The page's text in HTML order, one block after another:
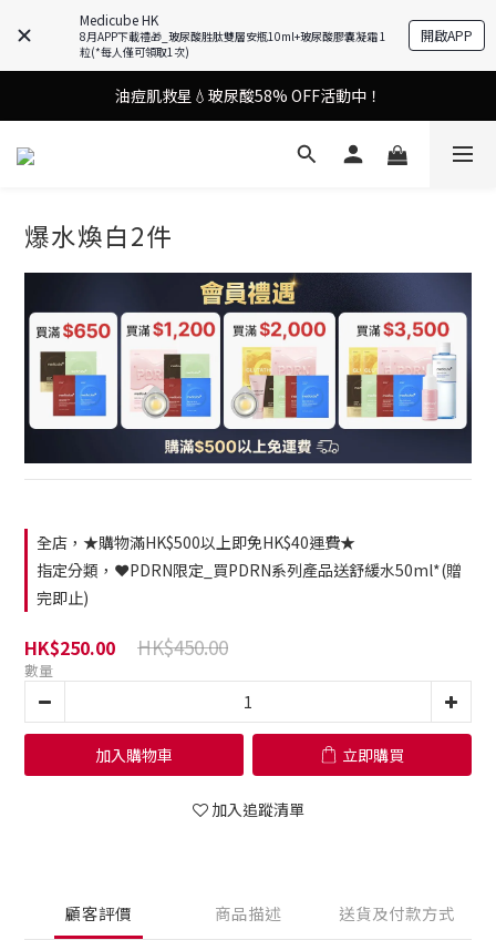
Medicube HK
8月APP下載禮🎁_玻尿酸胜肽雙層安瓶10ml+玻尿酸膠囊凝霜 1
粒(*每人僅可領取1次)
開啟APP
9in1多功能美容儀🌸護膚效果UP！
9in1多功能美容儀🌸護膚效果UP！
油痘肌救星💧玻尿酸58% OFF活動中！
果凍噴霧！一噴即現美白光透肌✨
爆水煥白2件
全店，★購物滿HK$500以上即免HK$40運費★
指定分類，❤️PDRN限定_買PDRN系列產品送舒緩水50ml*(贈
完即止)
HK$250.00 HK$450.00
數量
加入購物車 立即購買
加入追蹤清單
顧客評價 商品描述 送貨及付款方式